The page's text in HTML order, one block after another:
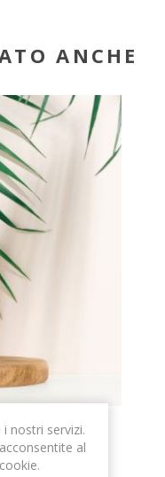
ANCHE
nostri servizi.
al